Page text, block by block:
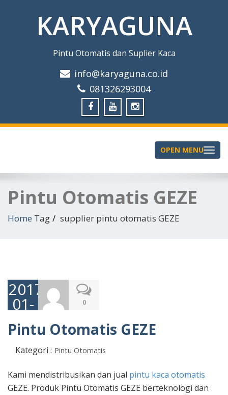
KARYAGUNA
Pintu Otomatis dan Suplier Kaca
info@karyaguna.co.id
081326293004
Toggle
navigation
OPEN MENU
Pintu Otomatis GEZE
Home Tag supplier pintu otomatis GEZE
2017-
01-
05
0
Pintu Otomatis GEZE
Kategori : Pintu Otomatis
Kami mendistribusikan dan jual pintu kaca otomatis
GEZE. Produk Pintu Otomatis GEZE berteknologi dan